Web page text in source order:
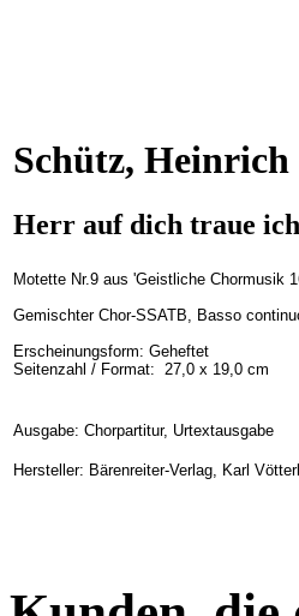
Schütz, Heinrich
Herr auf dich traue
Motette Nr.9 aus 'Geistliche Chormusik
Gemischter Chor-SSATB, Basso
Erscheinungsform: Geheftet
Seitenzahl / Format:
27,0 x 19,0 cm
Ausgabe: Chorpartitur, Urtextausgabe
Hersteller: Bärenreiter-Verlag, Karl